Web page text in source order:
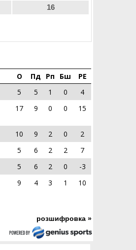
16
О Пд Рп Бш
РЕ
5 5 1 0
4
17 9 0 0 15
10 9 2 0
2
5 6 2 2
7
5 6 2 0
-3
9 4 3 1 10
розшифровка »